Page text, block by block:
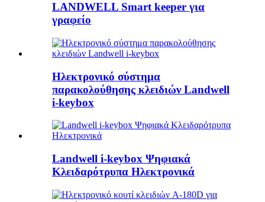
LANDWELL Smart keeper για
γραφείο
Ηλεκτρονικό σύστημα
παρακολούθησης κλειδιών Landwell
i-keybox
Landwell i-keybox Ψηφιακά
Κλειδαρότρυπα Ηλεκτρονικά